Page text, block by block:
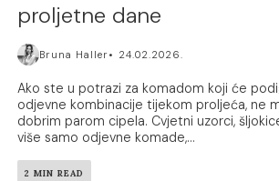
proljetne dane
Bruna Haller 24.02.2026.
Ako ste u potrazi za komadom koji će
odjevne kombinacije tijekom proljeća, ne
dobrim parom cipela. Cvjetni uzorci,
više samo odjevne komade,...
2 MIN READ